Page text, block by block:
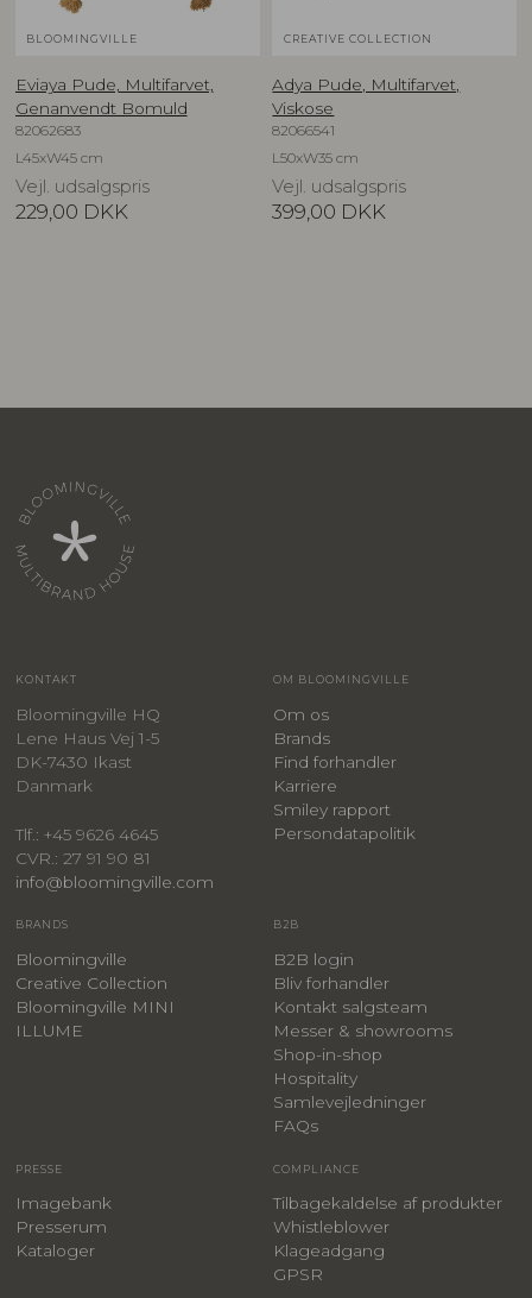
BLOOMINGVILLE
Eviaya Pude, Multifarvet,
Genanvendt Bomuld
82062683
L45xW45 cm
Vejl. udsalgspris
229,00 DKK
CREATIVE COLLECTION
Adya Pude, Multifarvet,
Viskose
82066541
L50xW35 cm
Vejl. udsalgspris
399,00 DKK
KONTAKT
Bloomingville HQ
Lene Haus Vej 1-5
DK-7430 Ikast
Danmark
Tlf.: +45 9626 4645
CVR.: 27 91 90 81
info@bloomingville.com
OM BLOOMINGVILLE
Om os
Brands
Find forhandler
Karriere
Smiley rapport
Persondatapolitik
BRANDS
Bloomingville
Creative Collection
Bloomingville MINI
ILLUME
B2B
B2B login
Bliv forhandler
Kontakt salgsteam
Messer & showrooms
Shop-in-shop
Hospitality
Samlevejledninger
FAQs
PRESSE
Imagebank
Presserum
Kataloger
COMPLIANCE
Tilbagekaldelse af produkter
Whistleblower
Klageadgang
GPSR